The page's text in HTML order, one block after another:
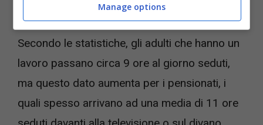
Secondo le statistiche, gli adulti che hanno un
lavoro passano circa 9 ore al giorno seduti,
ma questo dato aumenta per i pensionati, i
quali spesso arrivano ad una media di 11 ore
Manage options